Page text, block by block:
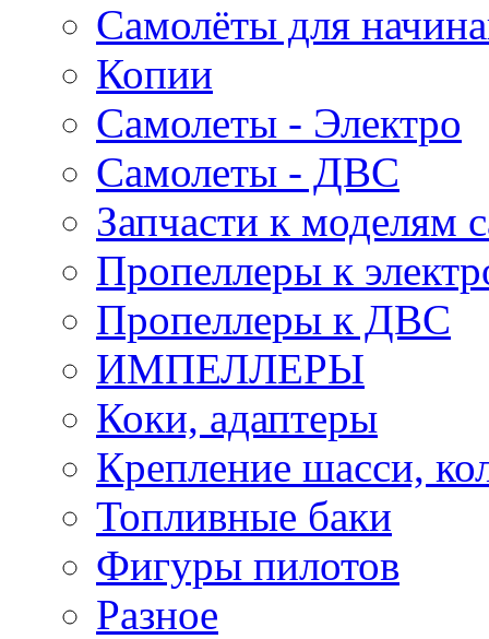
Самолёты для
Копии
Самолеты - Электро
Самолеты - ДВС
Запчасти к моделям
Пропеллеры к
Пропеллеры к ДВС
ИМПЕЛЛЕРЫ
Коки, адаптеры
Крепление шасси,
Топливные баки
Фигуры пилотов
Разное